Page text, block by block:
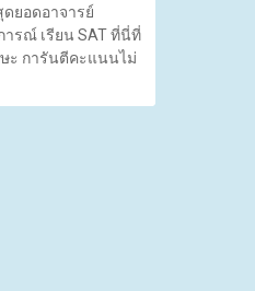
ยอดอาจารย์
รณ์ เรียน SAT ที่นี่ที่
ะ การันตีคะแนนไม่